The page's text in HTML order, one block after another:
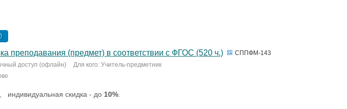
преподавания (предмет) в соответствии с ФГОС (520 ч.)
СППФМ-143
доступ (офлайн)
Для кого: Учитель-предметник
индивидуальная скидка - до 10%